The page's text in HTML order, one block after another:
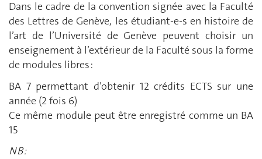
Dans le cadre de la convention signée avec la Faculté
des Lettres de Genève, les étudiant-e-s en histoire de
l’art de l’Université de Genève peuvent choisir un
enseignement à l’extérieur de la Faculté sous la forme
de modules libres :
BA 7 permettant d’obtenir 12 crédits ECTS sur une
année (2 fois 6)
Ce même module peut être enregistré comme un BA
15
NB :